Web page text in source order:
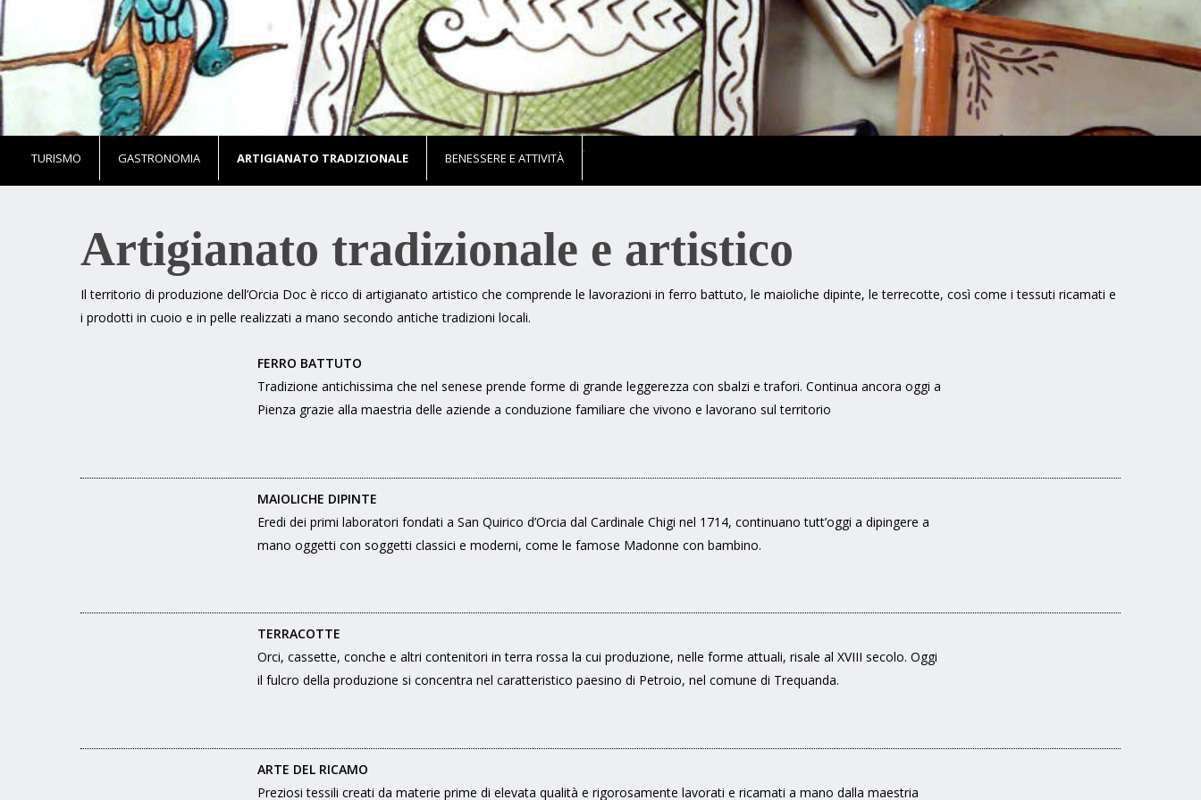
TURISMO
.
GASTRONOMIA ARTIGIANATO TRADIZIONALE BENESSERE E ATTIVITÀ
Artigianato tradizionale e artistico
Il territorio di produzione dell’Orcia Doc è ricco di artigianato artistico che comprende le lavorazioni in ferro battuto, le maioliche dipinte, le terrecotte, così come i tessuti ricamati e
i prodotti in cuoio e in pelle realizzati a mano secondo antiche tradizioni locali.
FERRO BATTUTO
Tradizione antichissima che nel senese prende forme di grande leggerezza con sbalzi e trafori. Continua ancora oggi a
Pienza grazie alla maestria delle aziende a conduzione familiare che vivono e lavorano sul territorio
MAIOLICHE DIPINTE
Eredi dei primi laboratori fondati a San Quirico d’Orcia dal Cardinale Chigi nel 1714, continuano tutt’oggi a dipingere a
mano oggetti con soggetti classici e moderni, come le famose Madonne con bambino.
TERRACOTTE
Orci, cassette, conche e altri contenitori in terra rossa la cui produzione, nelle forme attuali, risale al XVIII secolo. Oggi
il fulcro della produzione si concentra nel caratteristico paesino di Petroio, nel comune di Trequanda.
ARTE DEL RICAMO
Preziosi tessili creati da materie prime di elevata qualità e rigorosamente lavorati e ricamati a mano dalla maestria